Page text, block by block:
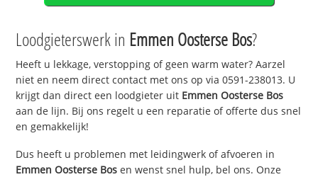
Loodgieterswerk in Emmen Oosterse Bos?
Heeft u lekkage, verstopping of geen warm water? Aarzel
niet en neem direct contact met ons op via 0591-238013. U
krijgt dan direct een loodgieter uit Emmen Oosterse Bos
aan de lijn. Bij ons regelt u een reparatie of offerte dus snel
en gemakkelijk!
Dus heeft u problemen met leidingwerk of afvoeren in
Emmen Oosterse Bos en wenst snel hulp, bel ons. Onze